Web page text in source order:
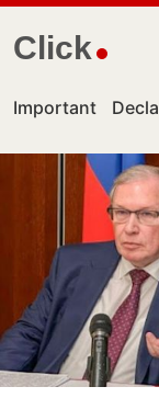
Click
Important